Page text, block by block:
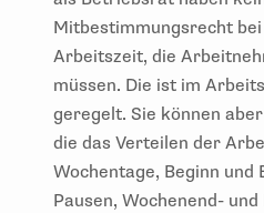
Mitbestimmungsrecht
Arbeitszeit, die
müssen. Die ist im
geregelt. Sie können
die das Verteilen der
Wochentage, Beginn
Pausen, Wochenend-